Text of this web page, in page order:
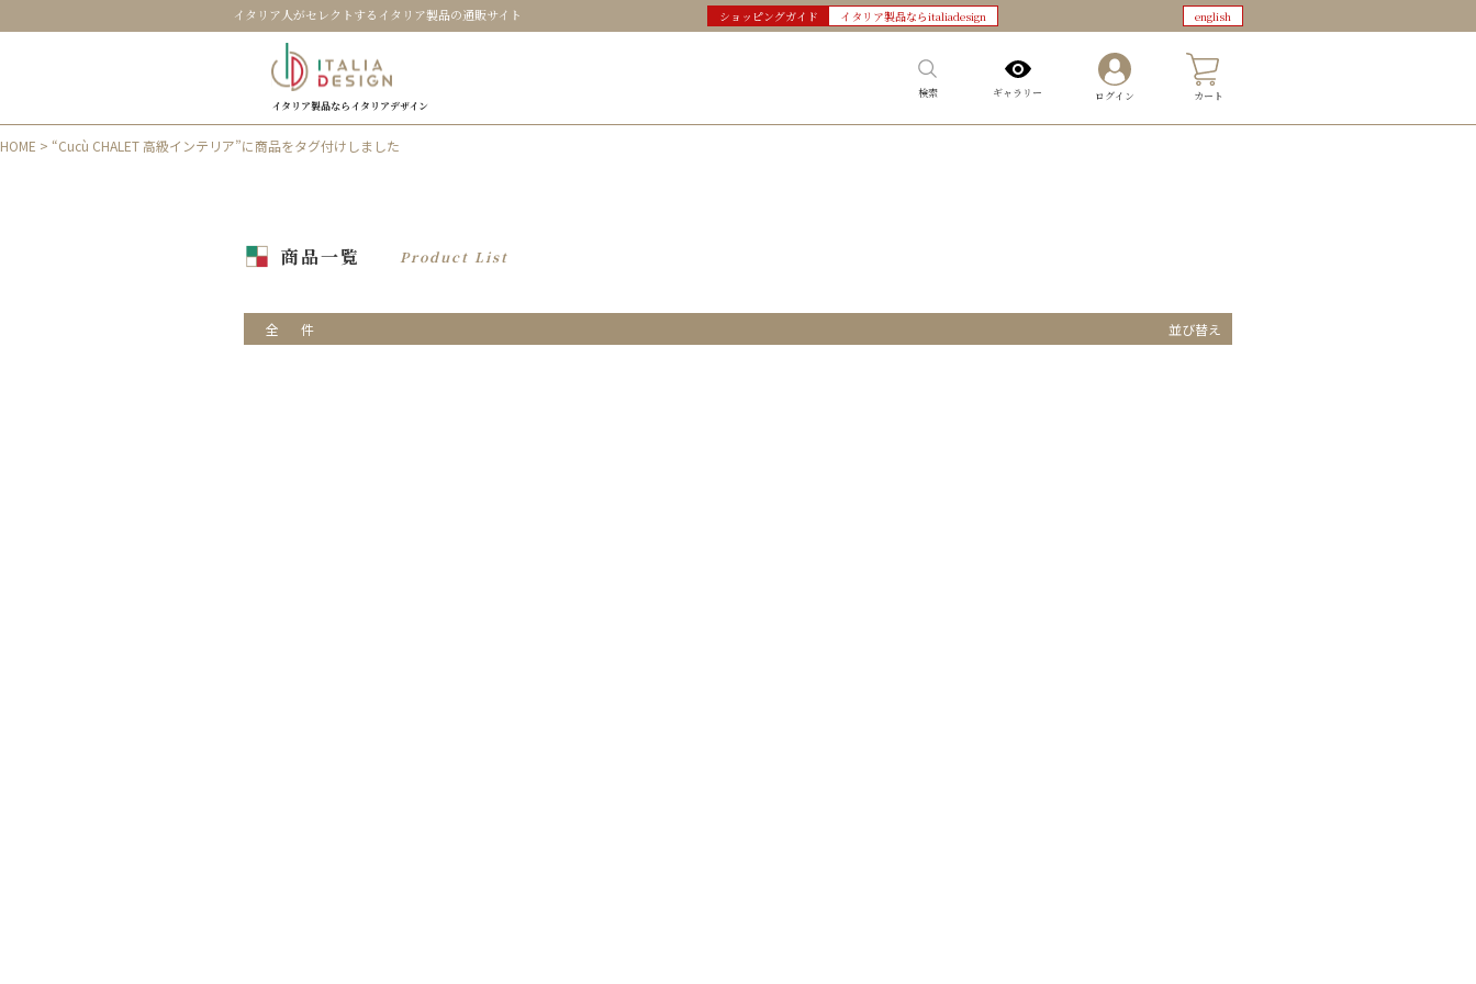
イタリア人がセレクトするイタリア製品の通販サイト ショッピングガイド イタリア製品ならitaliadesign english
イタリア製品ならイタリアデザイン
検索 ギャラリー ログイン カート
HOME > “Cucù CHALET 高級インテリア”に商品をタグ付けしました
商品一覧 Product List
全 件 並び替え